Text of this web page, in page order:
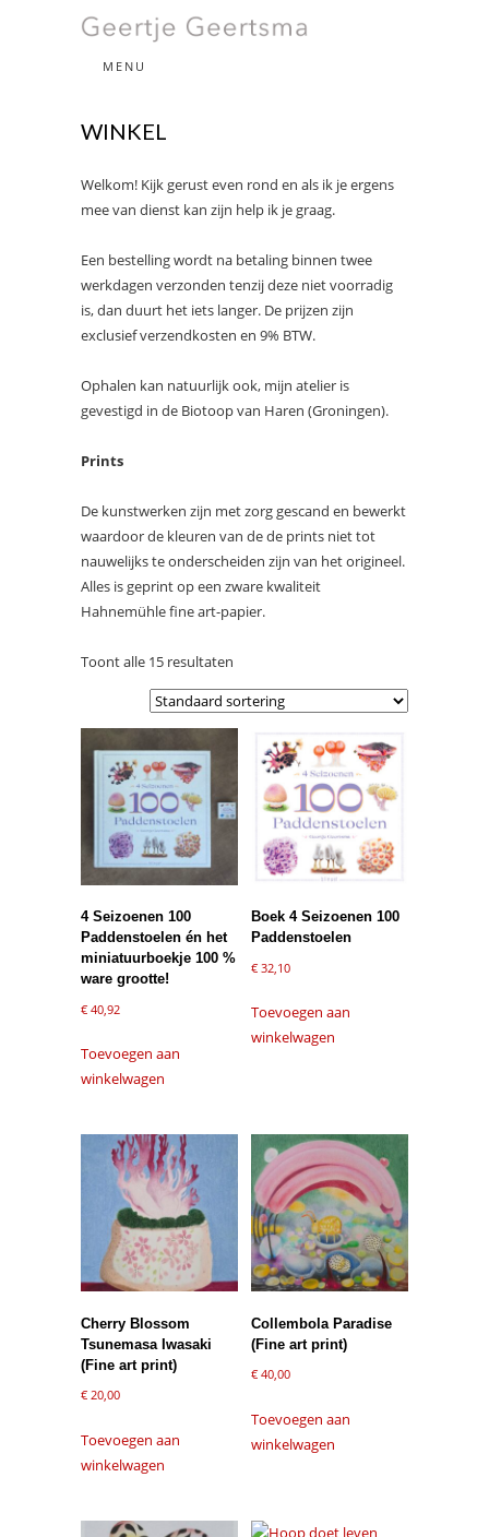
GEERTJE
GEERTSMA
MENU
WINKEL
Welkom! Kijk gerust even rond en als ik je ergens
mee van dienst kan zijn help ik je graag.
Een bestelling wordt na betaling binnen twee
werkdagen verzonden tenzij deze niet voorradig
is, dan duurt het iets langer. De prijzen zijn
exclusief verzendkosten en 9% BTW.
Ophalen kan natuurlijk ook, mijn atelier is
gevestigd in de Biotoop van Haren (Groningen).
Prints
De kunstwerken zijn met zorg gescand en bewerkt
waardoor de kleuren van de de prints niet tot
nauwelijks te onderscheiden zijn van het origineel.
Alles is geprint op een zware kwaliteit
Hahnemühle fine art-papier.
Toont alle 15 resultaten
4 Seizoenen 100
Paddenstoelen én het
miniatuurboekje 100 %
ware grootte!
€ 40,92
Toevoegen aan
winkelwagen
Boek 4 Seizoenen 100
Paddenstoelen
€ 32,10
Toevoegen aan
winkelwagen
Cherry Blossom
Tsunemasa Iwasaki
(Fine art print)
€ 20,00
Toevoegen aan
winkelwagen
Collembola Paradise
(Fine art print)
€ 40,00
Toevoegen aan
winkelwagen